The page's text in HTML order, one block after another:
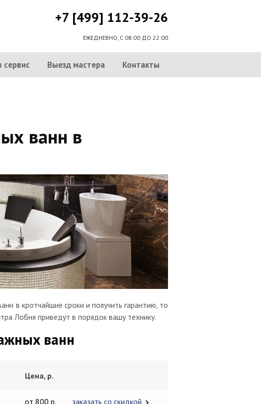
+7 [499] 112-39-26
ЕЖЕДНЕВНО, С 08:00 ДО 22:00
сервис Выезд мастера Контакты
ванн в
в кротчайшие сроки и получить гарантию, то
Лобня приведут в порядок вашу технику.
ванн
Цена, р.
от 800 р. заказать со скидкой